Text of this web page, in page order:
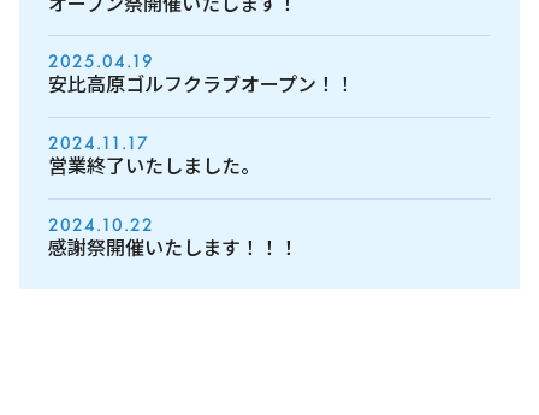
2025.04.19
安比高原ゴルフクラブオープン！！
2024.11.17
営業終了いたしました。
2024.10.22
感謝祭開催いたします！！！